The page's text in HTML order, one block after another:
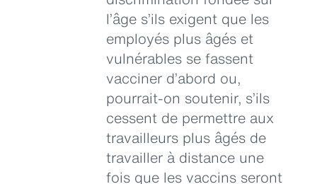
l’âge s’ils exigent que les
employés plus âgés et
vulnérables se fassent
vacciner d’abord ou,
pourrait-on soutenir, s’ils
cessent de permettre aux
travailleurs plus âgés de
travailler à distance une
fois que les vaccins seront